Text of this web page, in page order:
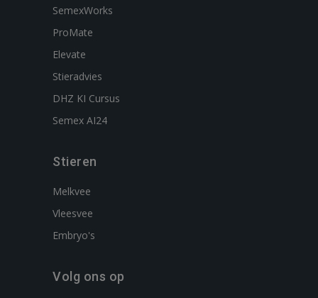
SemexWorks
ProMate
Elevate
Stieradvies
DHZ KI Cursus
Semex AI24
Stieren
Melkvee
Vleesvee
Embryo's
Volg ons op